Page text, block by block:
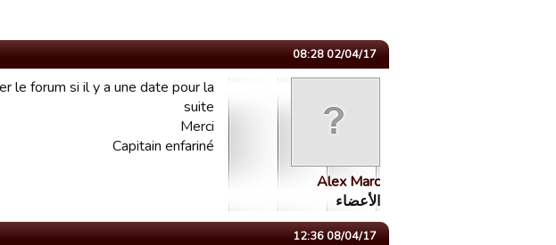
02/04/17 08:28
Alex Marc
الأعضاء
le forum si il y a une date pour la
suite
Merci
Capitain enfariné
08/04/17 12:36